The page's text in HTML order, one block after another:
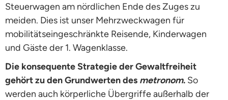
Steuerwagen am nördlichen Ende des Zuges zu
meiden. Dies ist unser Mehrzweckwagen für
mobilitätseingeschränkte Reisende, Kinderwagen
und Gäste der 1. Wagenklasse.
Die konsequente Strategie der Gewaltfreiheit
gehört zu den Grundwerten des metronom. So
werden auch körperliche Übergriffe außerhalb der